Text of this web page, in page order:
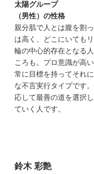
太陽グループ
（男性）の性格
親分肌で人とは腹を割
は高く、どこにいても
輪の中心的存在となる
ころも。プロ意識が高
常に目標を持ってそれ
な不言実行タイプです
応して最善の道を選択
ていく人です。
鈴木 彩艶